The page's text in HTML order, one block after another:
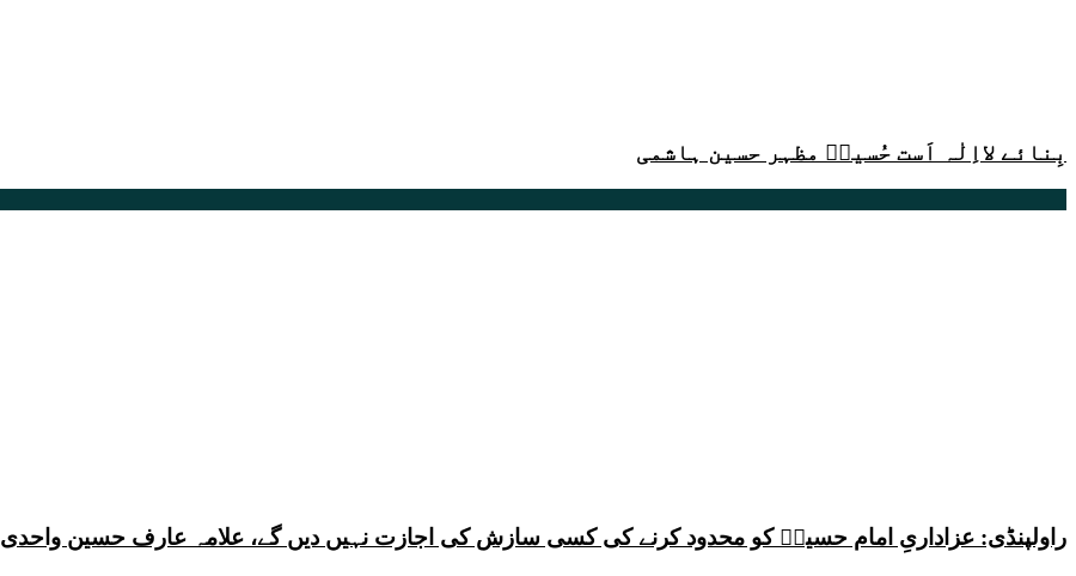
بِنائے لااِلٰہ اَست حُسینؑ مظہر حسین ہاشمی
راولپنڈی: عزاداریِ امام حسینؑ کو محدود کرنے کی کسی سازش کی اجازت نہیں دیں گے، علامہ عارف حسین واحدی